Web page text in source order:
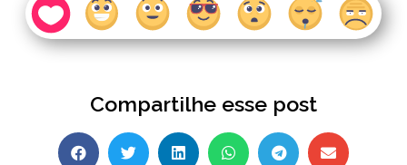
Compartilhe esse post